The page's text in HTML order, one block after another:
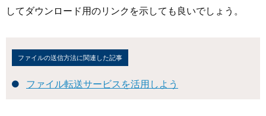
してダウンロード用のリンクを示しても良いでしょう。
ファイルの送信方法に関連した記事
ファイル転送サービスを活用しよう